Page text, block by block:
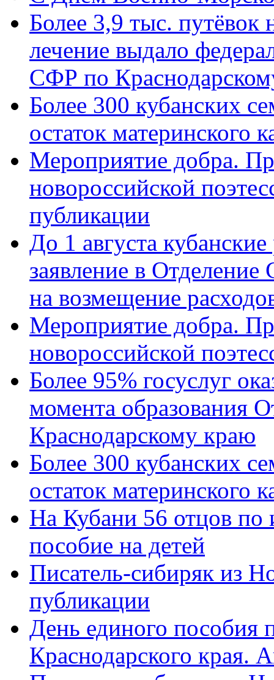
Более 3,9 тыс. путёвок
лечение выдало
СФР по
Более 300 кубанских
остаток материнского
Мероприятие добра.
новороссийской
публикации
До 1 августа
заявление в
на возмещение
Мероприятие добра.
новороссийской
Более 95% госуслуг
момента образования
Краснодарскому краю
Более 300 кубанских
остаток материнского
На Кубани 56 отцов по
пособие на детей
Писатель-сибиряк из
публикации
День единого пособия
Краснодарского края.